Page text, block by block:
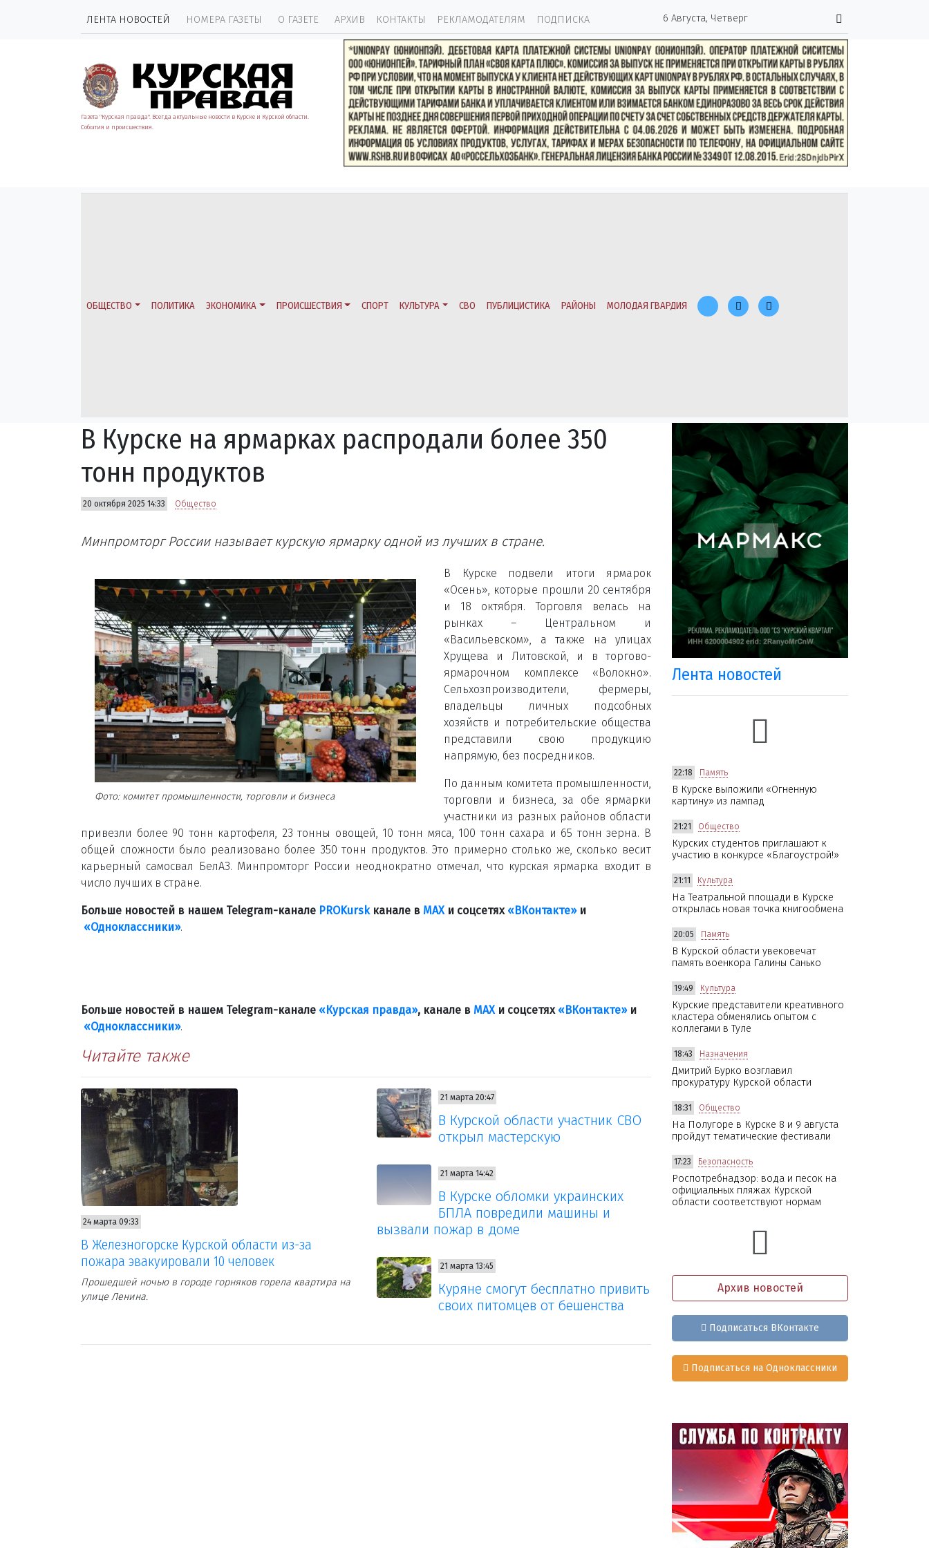
ЛЕНТА НОВОСТЕЙ НОМЕРА ГАЗЕТЫ О ГАЗЕТЕ АРХИВ КОНТАКТЫ РЕКЛАМОДАТЕЛЯМ ПОДПИСКА 6 Августа, Четверг
Газета "Курская правда". Всегда актуальные новости в Курске и Курской области.
События и происшествия.
ОБЩЕСТВО ПОЛИТИКА ЭКОНОМИКА ПРОИСШЕСТВИЯ СПОРТ КУЛЬТУРА СВО ПУБЛИЦИСТИКА РАЙОНЫ МОЛОДАЯ ГВАРДИЯ
В Курске на ярмарках распродали более 350
тонн продуктов
20 октября 2025 14:33 Общество
Минпромторг России называет курскую ярмарку одной из лучших в стране.
Фото: комитет промышленности, торговли и бизнеса
В Курске подвели итоги ярмарок
«Осень», которые прошли 20 сентября
и 18 октября. Торговля велась на
рынках – Центральном и
«Васильевском», а также на улицах
Хрущева и Литовской, и в торгово-
ярмарочном комплексе «Волокно».
Сельхозпроизводители, фермеры,
владельцы личных подсобных
хозяйств и потребительские общества
представили свою продукцию
напрямую, без посредников.
По данным комитета промышленности,
торговли и бизнеса, за обе ярмарки
участники из разных районов области
привезли более 90 тонн картофеля, 23 тонны овощей, 10 тонн мяса, 100 тонн сахара и 65 тонн зерна. В
общей сложности было реализовано более 350 тонн продуктов. Это примерно столько же, сколько весит
карьерный самосвал БелАЗ. Минпромторг России неоднократно отмечал, что курская ярмарка входит в
число лучших в стране.
Больше новостей в нашем Telegram-канале PROKurskканале в МАХ и соцсетях «ВКонтакте»и
«Одноклассники».
Больше новостей в нашем Telegram-канале «Курская правда», канале в МАХ и соцсетях «ВКонтакте»и
«Одноклассники».
Читайте также
24 марта 09:33
В Железногорске Курской области из-за
пожара эвакуировали 10 человек
Прошедшей ночью в городе горняков горела квартира на
улице Ленина.
21 марта 20:47
В Курской области участник СВО
открыл мастерскую
21 марта 14:42
В Курске обломки украинских
БПЛА повредили машины и
вызвали пожар в доме
21 марта 13:45
Куряне смогут бесплатно привить
своих питомцев от бешенства
Лента новостей
22:18 Память
В Курске выложили «Огненную
картину» из лампад
21:21 Общество
Курских студентов приглашают к
участию в конкурсе «Благоустрой!»
21:11 Культура
На Театральной площади в Курске
открылась новая точка книгообмена
20:05 Память
В Курской области увековечат
память военкора Галины Санько
19:49 Культура
Курские представители креативного
кластера обменялись опытом с
коллегами в Туле
18:43 Назначения
Дмитрий Бурко возглавил
прокуратуру Курской области
18:31 Общество
На Полугоре в Курске 8 и 9 августа
пройдут тематические фестивали
17:23 Безопасность
Роспотребнадзор: вода и песок на
официальных пляжах Курской
области соответствуют нормам
Архив новостей
Подписаться ВКонтакте
Подписаться на Одноклассники